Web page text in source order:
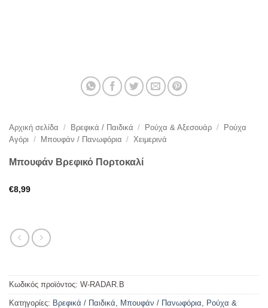
Αρχική σελίδα / Βρεφικά / Παιδικά / Ρούχα & Αξεσουάρ /
Ρούχα
Αγόρι / Μπουφάν / Πανωφόρια / Χειμερινά
Μπουφάν Βρεφικό Πορτοκαλί
€8,99
Κωδικός προϊόντος: W-RADAR.B
Κατηγορίες: Βρεφικά / Παιδικά Μπουφάν / Πανωφόρια
Ρούχα &